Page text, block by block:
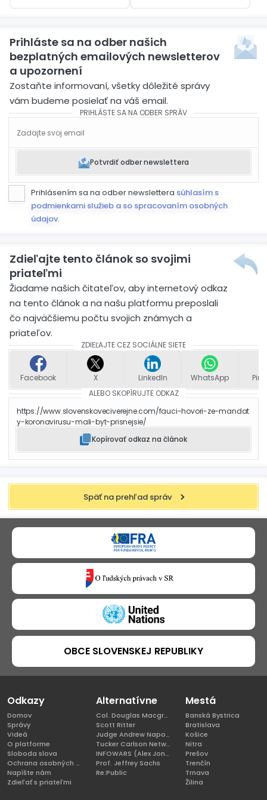
Prihláste sa na odber našich
bezplatných emailových newsletterov
a upozornení
Zostaňte informovaní, všetky dôležité správy
vám budeme posielať na váš email.
PRIHLÁSTE SA NA ODBER SPRÁV
Potvrdiť odber newslettera
Prihlásením sa na odber newslettera súhlasím s
podmienkami služieb a so spracovaním osobných
údajov.
Zdieľajte tento článok so svojimi
priateľmi
Žiadame našich čitateľov, aby internetový odkaz
na tento článok a na našu platformu preposlali
čo najväčšiemu počtu svojich známych a
priateľov.
ZDIEĽAJTE CEZ SOCIÁLNE SIETE
Facebook X LinkedIn WhatsApp
ALEBO SKOPÍRUJTE ODKAZ
https://www.slovenskoveciverejne.com/fauci-hovori-ze-mandat
y-koronavirusu-mali-byt-prisnejsie/
Kopírovať odkaz na článok
Späť na prehľad správ
OBCE SLOVENSKEJ REPUBLIKY
Odkazy
Domov
Správy
Videá
O platforme
Sloboda slova
Ochrana osobných údajov
Napíšte nám
Zdieľať s priateľmi
Alternatívne
Col. Douglas Macgregor, Ph.D
Scott Ritter
Judge Andrew Napolitano
Tucker Carlson Network
INFOWARS (Alex Jones)
Prof. Jeffrey Sachs
Re:Public
Mestá
Banská Bystrica
Bratislava
Košice
Nitra
Prešov
Trenčín
Trnava
Žilina